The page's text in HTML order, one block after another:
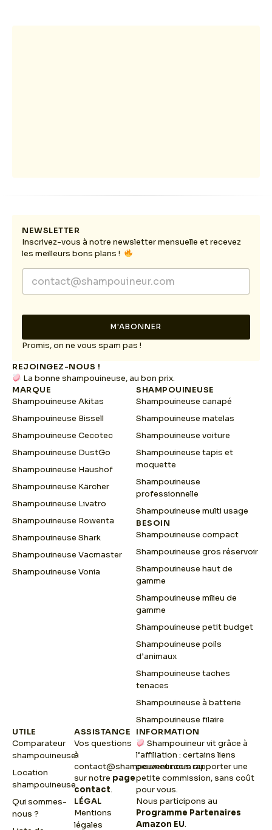
NEWSLETTER
Inscrivez-vous à notre newsletter mensuelle et recevez
les meilleurs bons plans !
m
i
l
E
a
l
M'ABONNER
Promis, on ne vous spam pas !
REJOINGEZ-NOUS !
La bonne shampouineuse, au bon prix.
MARQUE
Shampouineuse Akitas
Shampouineuse Bissell
Shampouineuse Cecotec
Shampouineuse DustGo
Shampouineuse Haushof
Shampouineuse Kärcher
Shampouineuse Livatro
Shampouineuse Rowenta
Shampouineuse Shark
Shampouineuse Vacmaster
Shampouineuse Vonia
SHAMPOUINEUSE
Shampouineuse canapé
Shampouineuse matelas
Shampouineuse voiture
Shampouineuse tapis et
moquette
Shampouineuse
professionnelle
Shampouineuse multi usage
BESOIN
Shampouineuse compact
Shampouineuse gros réservoir
Shampouineuse haut de
gamme
Shampouineuse milieu de
gamme
Shampouineuse petit budget
Shampouineuse poils
d’animaux
Shampouineuse taches
tenaces
Shampouineuse à batterie
Shampouineuse filaire
UTILE
Comparateur
shampouineuse
Location
shampouineuse
Qui sommes-
nous ?
ASSISTANCE
Vos questions
à
contact@shampouineur.comou
sur notre page
contact.
LÉGAL
Mentions
légales
INFORMATION
Shampouineur vit grâce à
l’affiliation : certains liens
peuvent nous rapporter une
petite commission, sans coût
pour vous.
Nous participons au
Programme Partenaires
Amazon EU.